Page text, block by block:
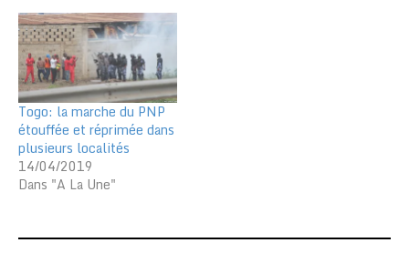
Togo: la marche du PNP
étouffée et réprimée dans
plusieurs localités
14/04/2019
Dans "A La Une"